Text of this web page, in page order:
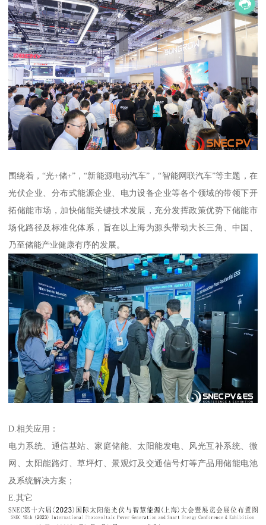
围绕着，“光+储+”，“新能源电动汽车”，“智能网联汽车”等主题，在
光伏企业、分布式能源企业、电力设备企业等各个领域的带领下开
拓储能市场，加快储能关键技术发展，充分发挥政策优势下储能市
场化路径及标准化体系，旨在以上海为源头带动大长三角、中国、
乃至储能产业健康有序的发展。
D.相关应用：
电力系统、通信基站、家庭储能、太阳能发电、风光互补系统、微
网、太阳能路灯、草坪灯、景观灯及交通信号灯等产品用储能电池
及系统解决方案；
E.其它